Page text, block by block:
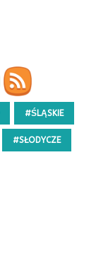
#ŚLĄSKIE
#SŁODYCZE